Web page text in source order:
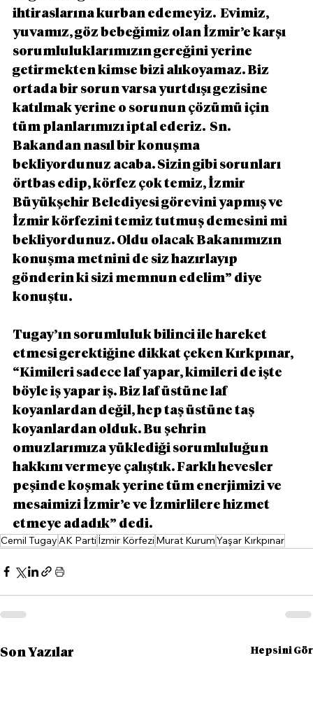
ihtiraslarına kurban edemeyiz.  Evimiz,
yuvamız, göz bebeğimiz olan İzmir’e karşı
sorumluluklarımızın gereğini yerine
getirmekten kimse bizi alıkoyamaz. Biz
ortada bir sorun varsa yurtdışı gezisine
katılmak yerine o sorunun çözümü için
tüm planlarımızı iptal ederiz.  Sn.
Bakandan nasıl bir konuşma
bekliyordunuz acaba. Sizin gibi sorunları
örtbas edip, körfez çok temiz, İzmir
Büyükşehir Belediyesi görevini yapmış ve
İzmir körfezini temiz tutmuş demesini mi
bekliyordunuz. Oldu olacak Bakanımızın
konuşma metnini de siz hazırlayıp
gönderin ki sizi memnun edelim” diye
konuştu.
Tugay’ın sorumluluk bilinci ile hareket
etmesi gerektiğine dikkat çeken Kırkpınar,
“Kimileri sadece laf yapar, kimileri de işte
böyle iş yapar iş. Biz laf üstüne laf
koyanlardan değil, hep taş üstüne taş
koyanlardan olduk. Bu şehrin
omuzlarımıza yüklediği sorumluluğun
hakkını vermeye çalıştık. Farklı hevesler
peşinde koşmak yerine tüm enerjimizi ve
mesaimizi İzmir’e ve İzmirlilere hizmet
etmeye adadık” dedi.
Cemil TugayAK Parti İzmir Körfezi Murat KurumYaşar Kırkpınar
Son Yazılar Hepsini Gör